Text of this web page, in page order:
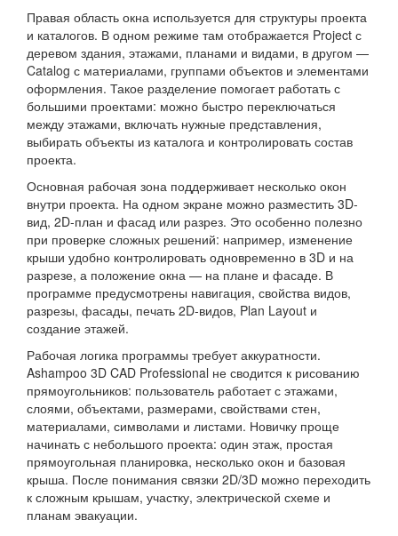
Правая область окна используется для структуры проекта
и каталогов. В одном режиме там отображается Project с
деревом здания, этажами, планами и видами, в другом —
Catalog с материалами, группами объектов и элементами
оформления. Такое разделение помогает работать с
большими проектами: можно быстро переключаться
между этажами, включать нужные представления,
выбирать объекты из каталога и контролировать состав
проекта.
Основная рабочая зона поддерживает несколько окон
внутри проекта. На одном экране можно разместить 3D-
вид, 2D-план и фасад или разрез. Это особенно полезно
при проверке сложных решений: например, изменение
крыши удобно контролировать одновременно в 3D и на
разрезе, а положение окна — на плане и фасаде. В
программе предусмотрены навигация, свойства видов,
разрезы, фасады, печать 2D-видов, Plan Layout и
создание этажей.
Рабочая логика программы требует аккуратности.
Ashampoo 3D CAD Professional не сводится к рисованию
прямоугольников: пользователь работает с этажами,
слоями, объектами, размерами, свойствами стен,
материалами, символами и листами. Новичку проще
начинать с небольшого проекта: один этаж, простая
прямоугольная планировка, несколько окон и базовая
крыша. После понимания связки 2D/3D можно переходить
к сложным крышам, участку, электрической схеме и
планам эвакуации.